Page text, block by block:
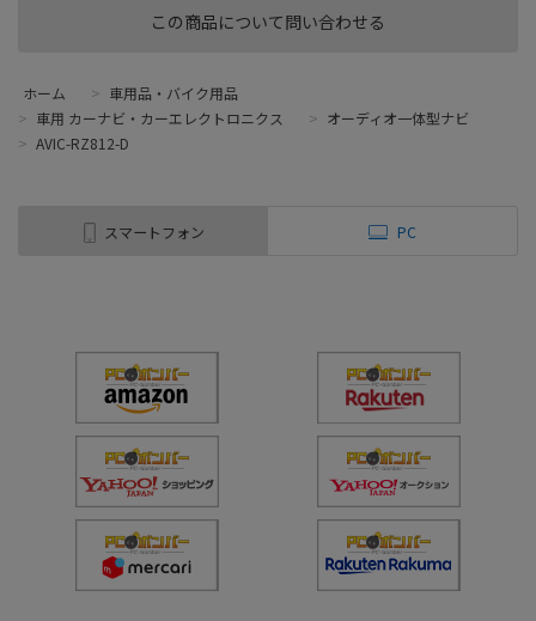
この商品について問い合わせる
ホーム > 車用品・バイク用品
> 車用 カーナビ・カーエレクトロニクス > オーディオ一体型ナビ
> AVIC-RZ812-D
スマートフォン PC